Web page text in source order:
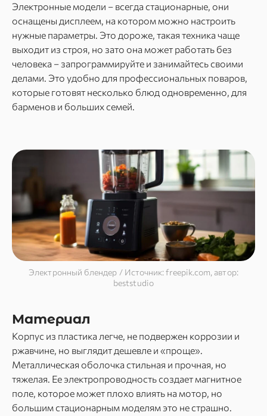
Электронные модели – всегда стационарные, они
оснащены дисплеем, на котором можно настроить
нужные параметры. Это дороже, такая техника чаще
выходит из строя, но зато она может работать без
человека – запрограммируйте и занимайтесь своими
делами. Это удобно для профессиональных поваров,
которые готовят несколько блюд одновременно, для
барменов и больших семей.
Электронный блендер / Источник: freepik.com, автор:
beststudio
Материал
Корпус из пластика легче, не подвержен коррозии и
ржавчине, но выглядит дешевле и «проще».
Металлическая оболочка стильная и прочная, но
тяжелая. Ее электропроводность создает магнитное
поле, которое может плохо влиять на мотор, но
большим стационарным моделям это не страшно.